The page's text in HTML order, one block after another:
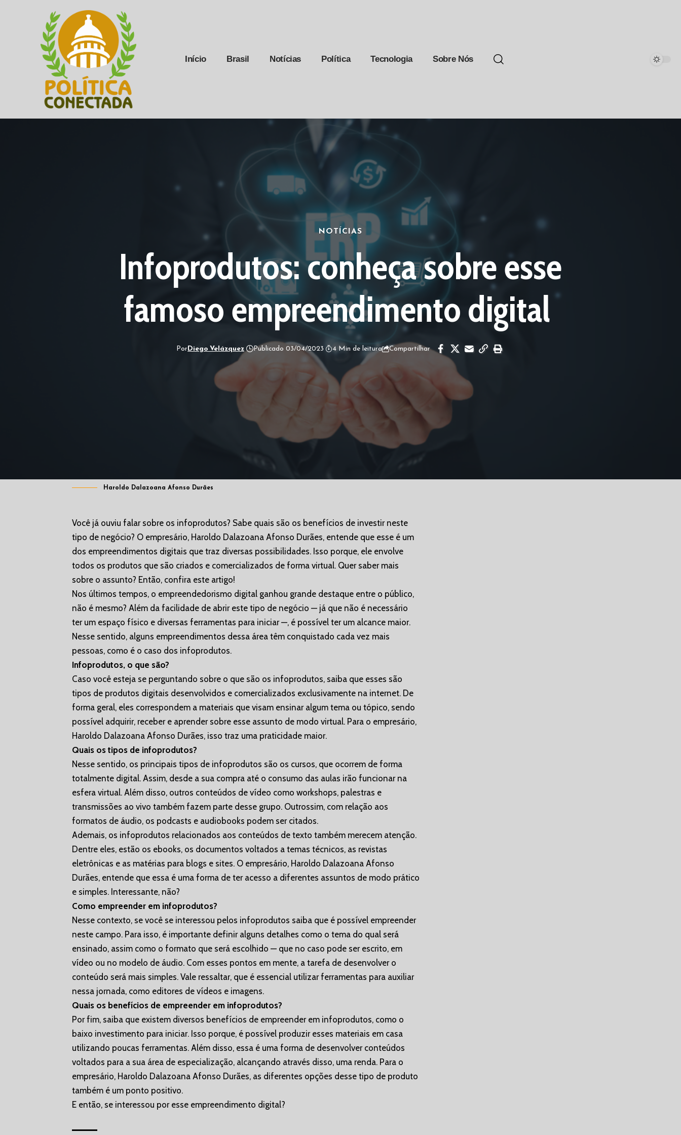
Início Brasil Notícias Política Tecnologia Sobre Nós
NOTÍCIAS
Infoprodutos: conheça sobre esse
famoso empreendimento digital
Por Diego Velázquez Publicado 03/04/2023 4 Min de leitura Compartilhar
Haroldo Dalazoana Afonso Durães
Você já ouviu falar sobre os infoprodutos? Sabe quais são os benefícios de investir neste
tipo de negócio? O empresário, Haroldo Dalazoana Afonso Durães, entende que esse é um
dos empreendimentos digitais que traz diversas possibilidades. Isso porque, ele envolve
todos os produtos que são criados e comercializados de forma virtual. Quer saber mais
sobre o assunto? Então, confira este artigo!
Nos últimos tempos, o empreendedorismo digital ganhou grande destaque entre o público,
não é mesmo? Além da facilidade de abrir este tipo de negócio — já que não é necessário
ter um espaço físico e diversas ferramentas para iniciar —, é possível ter um alcance maior.
Nesse sentido, alguns empreendimentos dessa área têm conquistado cada vez mais
pessoas, como é o caso dos infoprodutos.
Infoprodutos, o que são?
Caso você esteja se perguntando sobre o que são os infoprodutos, saiba que esses são
tipos de produtos digitais desenvolvidos e comercializados exclusivamente na internet. De
forma geral, eles correspondem a materiais que visam ensinar algum tema ou tópico, sendo
possível adquirir, receber e aprender sobre esse assunto de modo virtual. Para o empresário,
Haroldo Dalazoana Afonso Durães, isso traz uma praticidade maior.
Quais os tipos de infoprodutos?
Nesse sentido, os principais tipos de infoprodutos são os cursos, que ocorrem de forma
totalmente digital. Assim, desde a sua compra até o consumo das aulas irão funcionar na
esfera virtual. Além disso, outros conteúdos de vídeo como workshops, palestras e
transmissões ao vivo também fazem parte desse grupo. Outrossim, com relação aos
formatos de áudio, os podcasts e audiobooks podem ser citados.
Ademais, os infoprodutos relacionados aos conteúdos de texto também merecem atenção.
Dentre eles, estão os ebooks, os documentos voltados a temas técnicos, as revistas
eletrônicas e as matérias para blogs e sites. O empresário, Haroldo Dalazoana Afonso
Durães, entende que essa é uma forma de ter acesso a diferentes assuntos de modo prático
e simples. Interessante, não?
Como empreender em infoprodutos?
Nesse contexto, se você se interessou pelos infoprodutos saiba que é possível empreender
neste campo. Para isso, é importante definir alguns detalhes como o tema do qual será
ensinado, assim como o formato que será escolhido — que no caso pode ser escrito, em
vídeo ou no modelo de áudio. Com esses pontos em mente, a tarefa de desenvolver o
conteúdo será mais simples. Vale ressaltar, que é essencial utilizar ferramentas para auxiliar
nessa jornada, como editores de vídeos e imagens.
Quais os benefícios de empreender em infoprodutos?
Por fim, saiba que existem diversos benefícios de empreender em infoprodutos, como o
baixo investimento para iniciar. Isso porque, é possível produzir esses materiais em casa
utilizando poucas ferramentas. Além disso, essa é uma forma de desenvolver conteúdos
voltados para a sua área de especialização, alcançando através disso, uma renda. Para o
empresário, Haroldo Dalazoana Afonso Durães, as diferentes opções desse tipo de produto
também é um ponto positivo.
E então, se interessou por esse empreendimento digital?